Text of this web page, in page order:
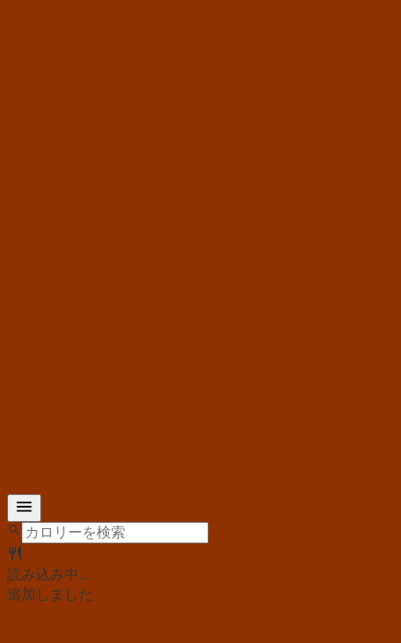
読み込み中...
追加しました